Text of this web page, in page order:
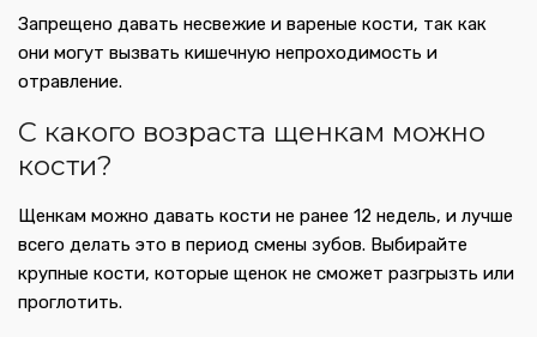
Запрещено давать несвежие и вареные кости, так как
они могут вызвать кишечную непроходимость и
отравление.
С какого возраста щенкам можно
кости?
Щенкам можно давать кости не ранее 12 недель, и лучше
всего делать это в период смены зубов. Выбирайте
крупные кости, которые щенок не сможет разгрызть или
проглотить.